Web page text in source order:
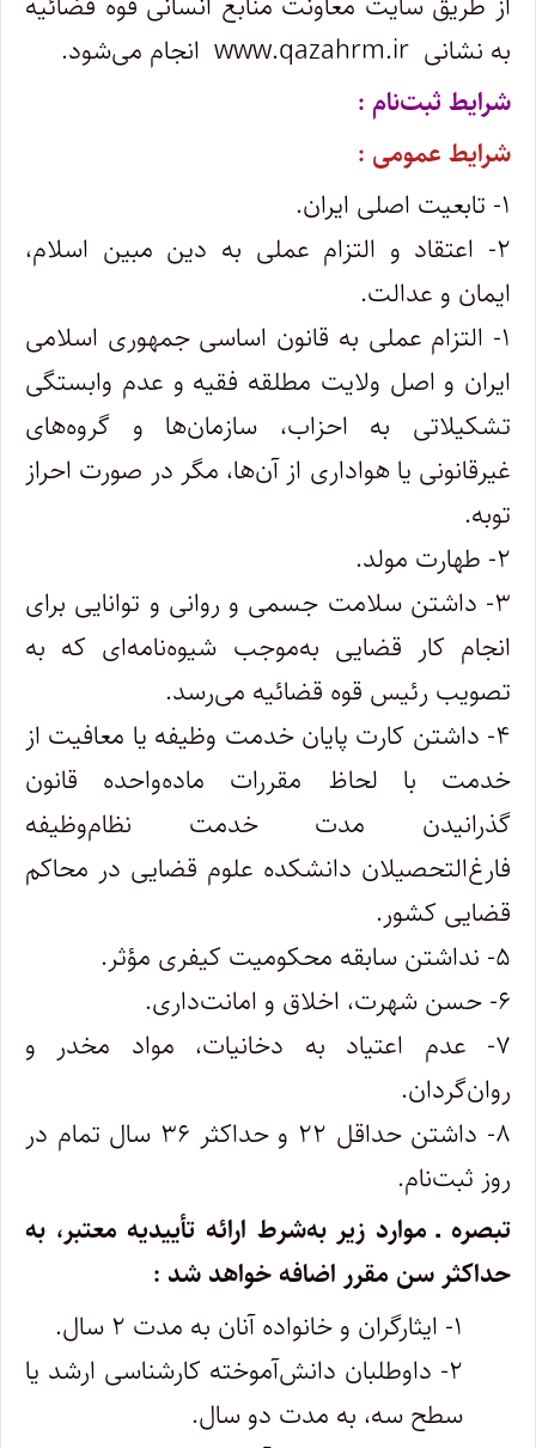
به نشانی www.qazahrm.ir انجام می‌شود.
شرایط ثبت‌نام :
شرایط عمومی :
۱- تابعیت اصلی ایران.
۲- اعتقاد و التزام عملی به دین مبین اسلام،
ایمان و عدالت.
۱- التزام عملی به قانون اساسی جمهوری اسلامی
ایران و اصل ولایت مطلقه فقیه و عدم وابستگی
تشکیلاتی به احزاب، سازمان‌ها و گروه‌های
غیرقانونی یا هواداری از آن‌ها، مگر در صورت احراز
توبه.
۲- طهارت مولد.
۳- داشتن سلامت جسمی و روانی و توانایی برای
انجام کار قضایی به‌موجب شیوه‌نامه‌ای که به
تصویب رئیس قوه قضائیه می‌رسد.
۴- داشتن کارت پایان خدمت وظیفه یا معافیت از
خدمت با لحاظ مقررات ماده‌واحده قانون
گذرانیدن مدت خدمت نظام‌وظیفه
فارغ‌التحصیلان دانشکده علوم قضایی در محاکم
قضایی کشور.
۵- نداشتن سابقه محکومیت کیفری مؤثر.
۶- حسن شهرت، اخلاق و امانت‌داری.
۷- عدم اعتیاد به دخانیات، مواد مخدر و
روان‌گردان.
۸- داشتن حداقل ۲۲ و حداکثر ۳۶ سال تمام در
روز ثبت‌نام.
تبصره ـ موارد زیر به‌شرط ارائه تأییدیه معتبر، به
حداکثر سن مقرر اضافه خواهد شد :
۱- ایثارگران و خانواده آنان به مدت ۲ سال.
۲- داوطلبان دانش‌آموخته کارشناسی ارشد یا
سطح سه، به مدت دو سال.